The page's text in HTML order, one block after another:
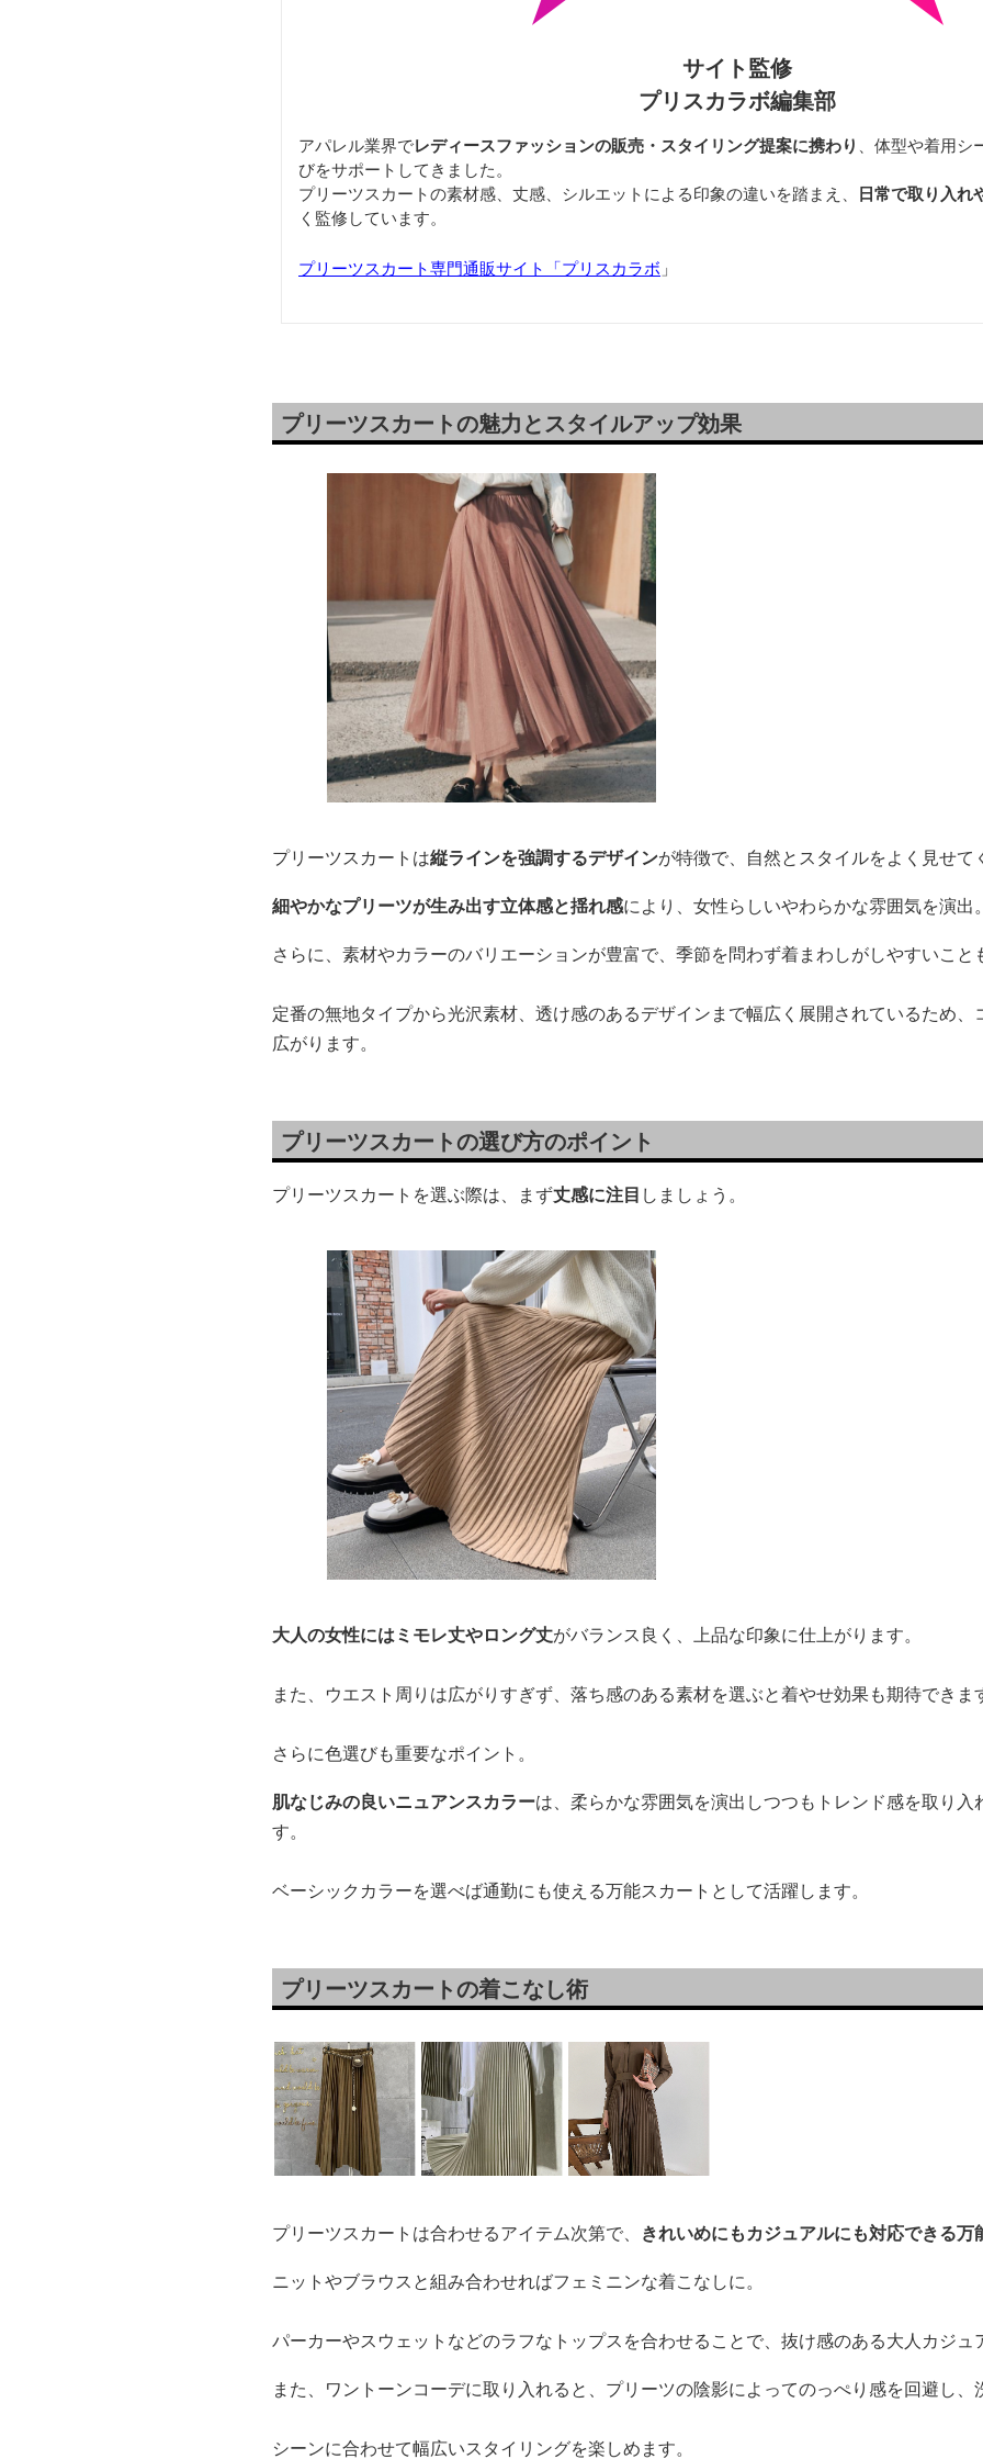
サイト監修
プリスカラボ編集部
アパレル業界でレディースファッションの販売・スタイリング提案に携わり 、体型や着用シ
びをサポートしてきました。
プリーツスカートの素材感、丈感、シルエットによる印象の違いを踏まえ、 日常で取り入れ
く監修しています。
プリーツスカート専門通販サイト「プリスカラボ 」
プリーツスカートの魅力とスタイルアップ効果
プリーツスカートは縦ラインを強調するデザインが特徴で、自然とスタイルをよく見せて
細やかなプリーツが生み出す立体感と揺れ感により、女性らしいやわらかな雰囲気を演出。
さらに、素材やカラーのバリエーションが豊富で、季節を問わず着まわしがしやすいこと
定番の無地タイプから光沢素材、透け感のあるデザインまで幅広く展開されているため、
広がります。
プリーツスカートの選び方のポイント
プリーツスカートを選ぶ際は、まず丈感に注目 しましょう。
大人の女性にはミモレ丈やロング丈がバランス良く、上品な印象に仕上がります。
また、ウエスト周りは広がりすぎず、落ち感のある素材を選ぶと着やせ効果も期待できま
さらに色選びも重要なポイント。
肌なじみの良いニュアンスカラーは、柔らかな雰囲気を演出しつつもトレンド感を取り
す。
ベーシックカラーを選べば通勤にも使える万能スカートとして活躍します。
プリーツスカートの着こなし術
プリーツスカートは合わせるアイテム次第で、 きれいめにもカジュアルにも対応できる万
ニットやブラウスと組み合わせればフェミニンな着こなしに。
パーカーやスウェットなどのラフなトップスを合わせることで、抜け感のある大人カジュ
また、ワントーンコーデに取り入れると、プリーツの陰影によってのっぺり感を回避し、
シーンに合わせて幅広いスタイリングを楽しめます。